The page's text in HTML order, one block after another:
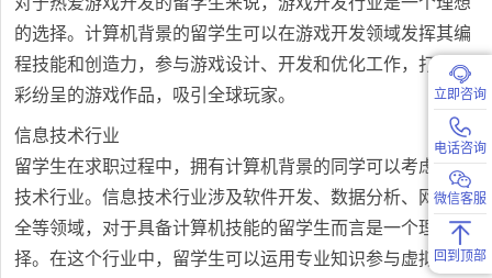
的选择。计算机背景的留学生可以在游戏开发领域发挥其编
程技能和创造力，参与游戏设计、开发和优化工作，打造精
彩纷呈的游戏作品，吸引全球玩家。
信息技术行业
留学生在求职过程中，拥有计算机背景的同学可以考虑信息
技术行业。信息技术行业涉及软件开发、数据分析、网络安
全等领域，对于具备计算机技能的留学生而言是一个理想选
择。在这个行业中，留学生可以运用专业知识参与虚拟现实
立即咨询
电话咨询
微信客服
回到顶部